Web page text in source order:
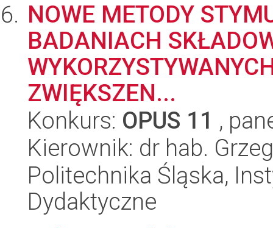
NOWE METODY
BADANIACH
ZWIĘKSZEN...
Konkurs: OPUS 11 ,
Kierownik: dr hab.
Politechnika Śląska,
Dydaktyczne